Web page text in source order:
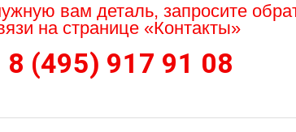
вам деталь, запросите
на странице «Контакты»
8 (495) 917 91 08